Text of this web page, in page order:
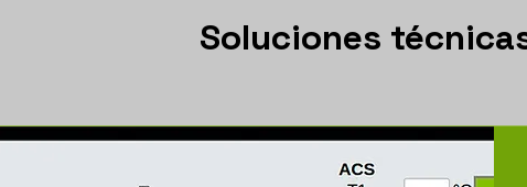
Soluciones